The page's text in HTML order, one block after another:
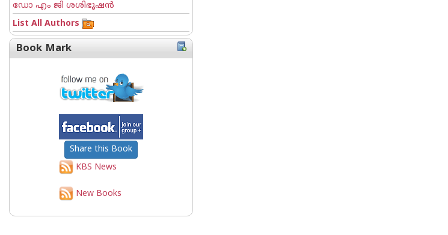
ഡോ എം ജി ശശിഭൂഷന്‍
List All Authors
Book Mark
Share this Book
KBS News
New Books